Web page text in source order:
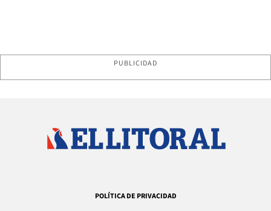
PUBLICIDAD
POLÍTICA DE PRIVACIDAD